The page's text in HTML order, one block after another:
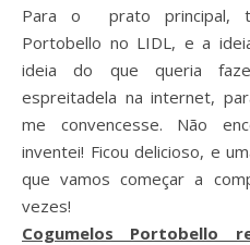
Para o prato principal,
Portobello no LIDL, e a
ideia do que queria
espreitadela na internet,
me convencesse. Não
inventei! Ficou delicioso, e
que vamos começar a
vezes!
Cogumelos Portobello